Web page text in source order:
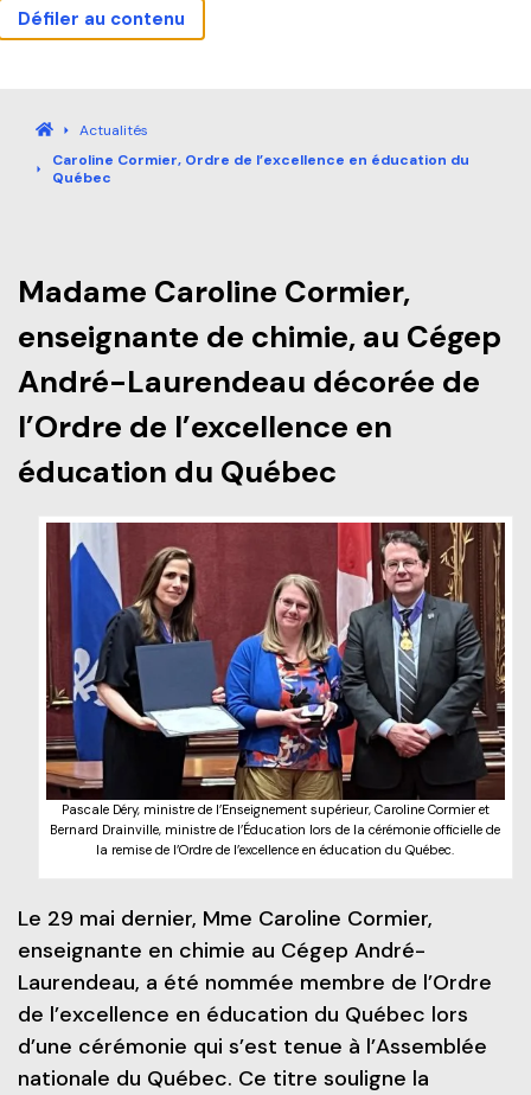
Défiler au contenu
Actualités Carrières
Accueil
Baccalauréat international (IB)
Laboratoire intégré de formation technique (LIFT)
Frais de scolarité
Étudiant d’un jour
Portes ouvertes 2025-2026
Futurs étudiants de l’international
À savoir en tant que parents
Services aux étudiants
Espace CISEP-CO
Formation continue
Explorer nos programmes (AEC et RAC)
Admission et frais de scolarité
Perfectionnements professionnels
Francisation
Portes ouvertes virtuelles
Alliés pour la formation
Pourquoi André-Laurendeau
Entreprises
Nos services
Catalogue de formation
Recrutez nos étudiants et finissants
Blogue d'expert
Grand public
Politiques et documents officiels
Administration
Engagement social
Info-Chantiers
La Fondation
Sports, loisirs et camp de jour
Recherche*
AccueilActualités
Caroline Cormier, Ordre de l’excellence en éducation du
Québec
Madame Caroline Cormier,
enseignante de chimie, au Cégep
André-Laurendeau décorée de
l’Ordre de l’excellence en
éducation du Québec
Pascale Déry, ministre de l’Enseignement supérieur, Caroline Cormier et
Bernard Drainville, ministre de l’Éducation lors de la cérémonie officielle de
la remise de l’Ordre de l’excellence en éducation du Québec.
Le 29 mai dernier, Mme Caroline Cormier,
enseignante en chimie au Cégep André-
Laurendeau, a été nommée membre de l’Ordre
de l’excellence en éducation du Québec lors
d’une cérémonie qui s’est tenue à l’Assemblée
nationale du Québec. Ce titre souligne la